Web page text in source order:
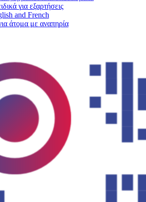
για εξαρτήσεις
and French
άτομα με αναπηρία